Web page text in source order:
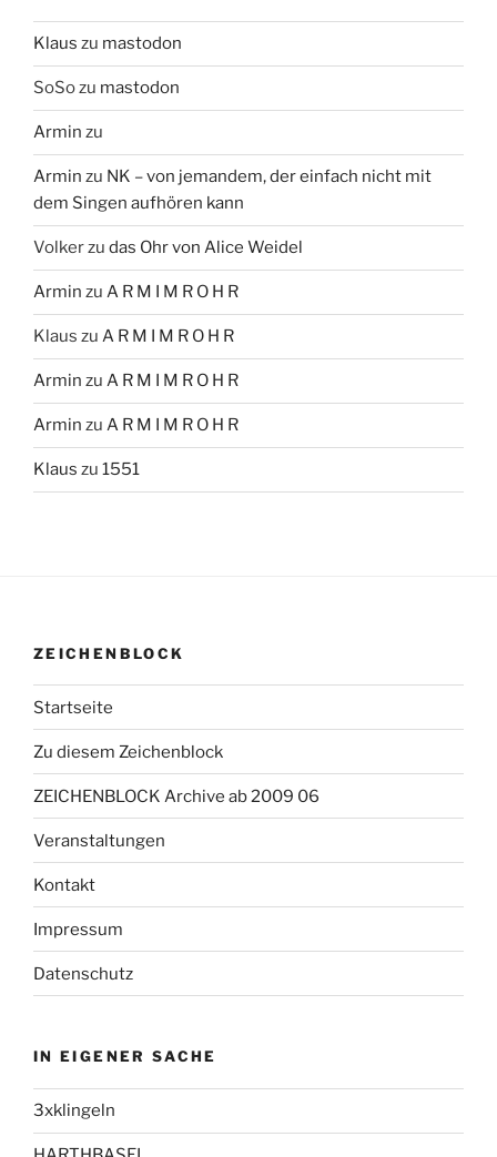
Klaus zu mastodon
SoSozu mastodon
Armin zu
Armin zu NK – von jemandem, der einfach nicht mit
dem Singen aufhören kann
Volkerzu das Ohr von Alice Weidel
Armin zu A R M I M R O H R
Klaus zu A R M I M R O H R
Armin zu A R M I M R O H R
Armin zu A R M I M R O H R
Klaus zu 1551
ZEICHENBLOCK
Startseite
Zu diesem Zeichenblock
ZEICHENBLOCK Archive ab 2009 06
Veranstaltungen
Kontakt
Impressum
Datenschutz
IN EIGENER SACHE
3xklingeln